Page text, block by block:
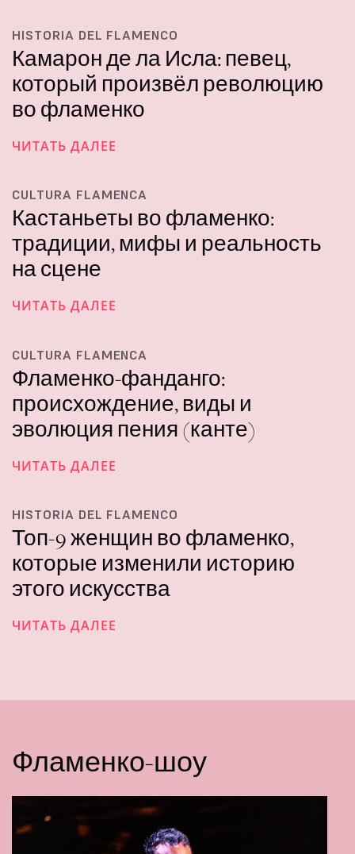
HISTORIA DEL FLAMENCO
Камарон де ла Исла: певец,
который произвёл революцию
во фламенко
ЧИТАТЬ ДАЛЕЕ
CULTURA FLAMENCA
Кастаньеты во фламенко:
традиции, мифы и реальность
на сцене
ЧИТАТЬ ДАЛЕЕ
CULTURA FLAMENCA
Фламенко-фанданго:
происхождение, виды и
эволюция пения (канте)
ЧИТАТЬ ДАЛЕЕ
HISTORIA DEL FLAMENCO
Топ-9 женщин во фламенко,
которые изменили историю
этого искусства
ЧИТАТЬ ДАЛЕЕ
Фламенко-шоу